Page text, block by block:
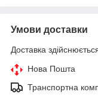
Умови доставки
Доставка
Нова Пошта
Транспортна